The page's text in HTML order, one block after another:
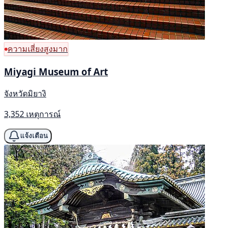
ความเสี่ยงสูงมาก
Miyagi Museum of Art
จังหวัดมิยางิ
3,352 เหตุการณ์
แจ้งเตือน